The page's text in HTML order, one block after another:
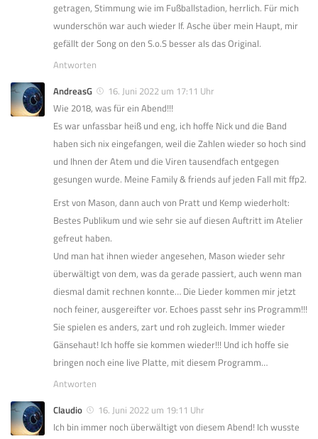
getragen, Stimmung wie im Fußballstadion, herrlich. Für mich
wunderschön war auch wieder If. Asche über mein Haupt, mir
gefällt der Song on den S.o.S besser als das Original.
Antworten
AndreasG
16. Juni 2022 um 17:11 Uhr
Wie 2018, was für ein Abend!!!
Es war unfassbar heiß und eng, ich hoffe Nick und die Band
haben sich nix eingefangen, weil die Zahlen wieder so hoch sind
und Ihnen der Atem und die Viren tausendfach entgegen
gesungen wurde. Meine Family & friends auf jeden Fall mit ffp2.
Erst von Mason, dann auch von Pratt und Kemp wiederholt:
Bestes Publikum und wie sehr sie auf diesen Auftritt im Atelier
gefreut haben.
Und man hat ihnen wieder angesehen, Mason wieder sehr
überwältigt von dem, was da gerade passiert, auch wenn man
diesmal damit rechnen konnte… Die Lieder kommen mir jetzt
noch feiner, ausgereifter vor. Echoes passt sehr ins Programm!!!
Sie spielen es anders, zart und roh zugleich. Immer wieder
Gänsehaut! Ich hoffe sie kommen wieder!!! Und ich hoffe sie
bringen noch eine live Platte, mit diesem Programm…
Antworten
Claudio
16. Juni 2022 um 19:11 Uhr
Ich bin immer noch überwältigt von diesem Abend! Ich wusste